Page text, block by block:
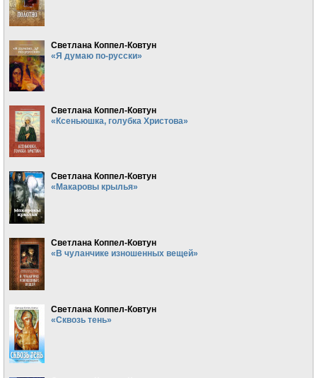
Светлана Коппел-Ковтун
«Я думаю по-русски»
Светлана Коппел-Ковтун
«Ксеньюшка, голубка Христова»
Светлана Коппел-Ковтун
«Макаровы крылья»
Светлана Коппел-Ковтун
«В чуланчике изношенных вещей»
Светлана Коппел-Ковтун
«Сквозь тень»